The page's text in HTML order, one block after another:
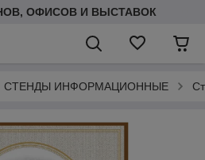
ОФИСОВ И ВЫСТАВОК
СТЕНДЫ ИНФОРМАЦИОННЫЕ